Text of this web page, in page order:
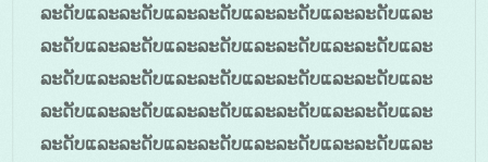
ລະດັບແລະລະດັບແລະລະດັບແລະລະດັບແລະລະດັບແລະ
ລະດັບແລະລະດັບແລະລະດັບແລະລະດັບແລະລະດັບແລະ
ລະດັບແລະລະດັບແລະລະດັບແລະລະດັບແລະລະດັບແລະ
ລະດັບແລະລະດັບແລະລະດັບແລະລະດັບແລະລະດັບແລະ
ລະດັບແລະລະດັບແລະລະດັບແລະລະດັບແລະລະດັບແລະ